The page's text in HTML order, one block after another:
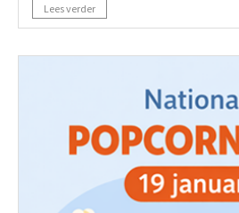
Lees verder